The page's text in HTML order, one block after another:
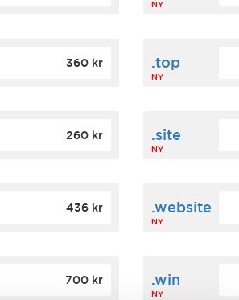
NY
360 kr .top
NY
260 kr .site
NY
436 kr .website
NY
700 kr .win
NY